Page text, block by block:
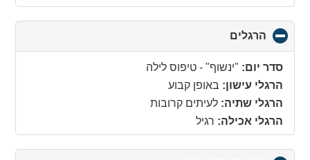
הרגלים
to
collapse
contents
סדר יום: "ינשוף" - טיפוס לילה
הרגלי עישון: באופן קבוע
הרגלי שתיה: לעיתים קרובות
הרגלי אכילה: רגיל